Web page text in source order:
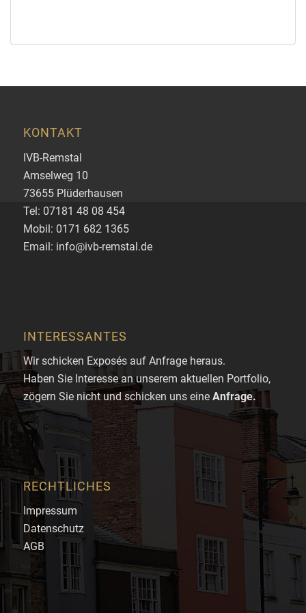
KONTAKT
IVB-Remstal
Amselweg 10
73655 Plüderhausen
Tel: 07181 48 08 454
Mobil: 0171 682 1365
Email: info@ivb-remstal.de
INTERESSANTES
Wir schicken Exposés auf Anfrage heraus.
Haben Sie Interesse an unserem aktuellen Portfolio,
zögern Sie nicht und schicken uns eine Anfrage.
RECHTLICHES
Impressum
Datenschutz
AGB